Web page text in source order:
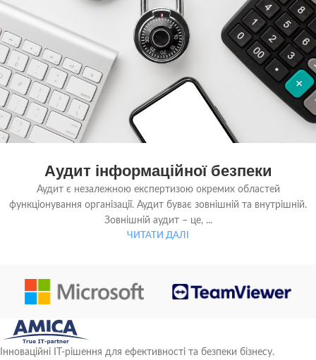
Аудит інформаційної безпеки
Аудит є незалежною експертизою окремих областей
функціонування організації. Аудит буває зовнішній та внутрішній.
Зовнішній аудит – це, ...
ЧИТАТИ ДАЛІ
Інноваційні ІТ-рішення для ефективності та безпеки бізнесу.